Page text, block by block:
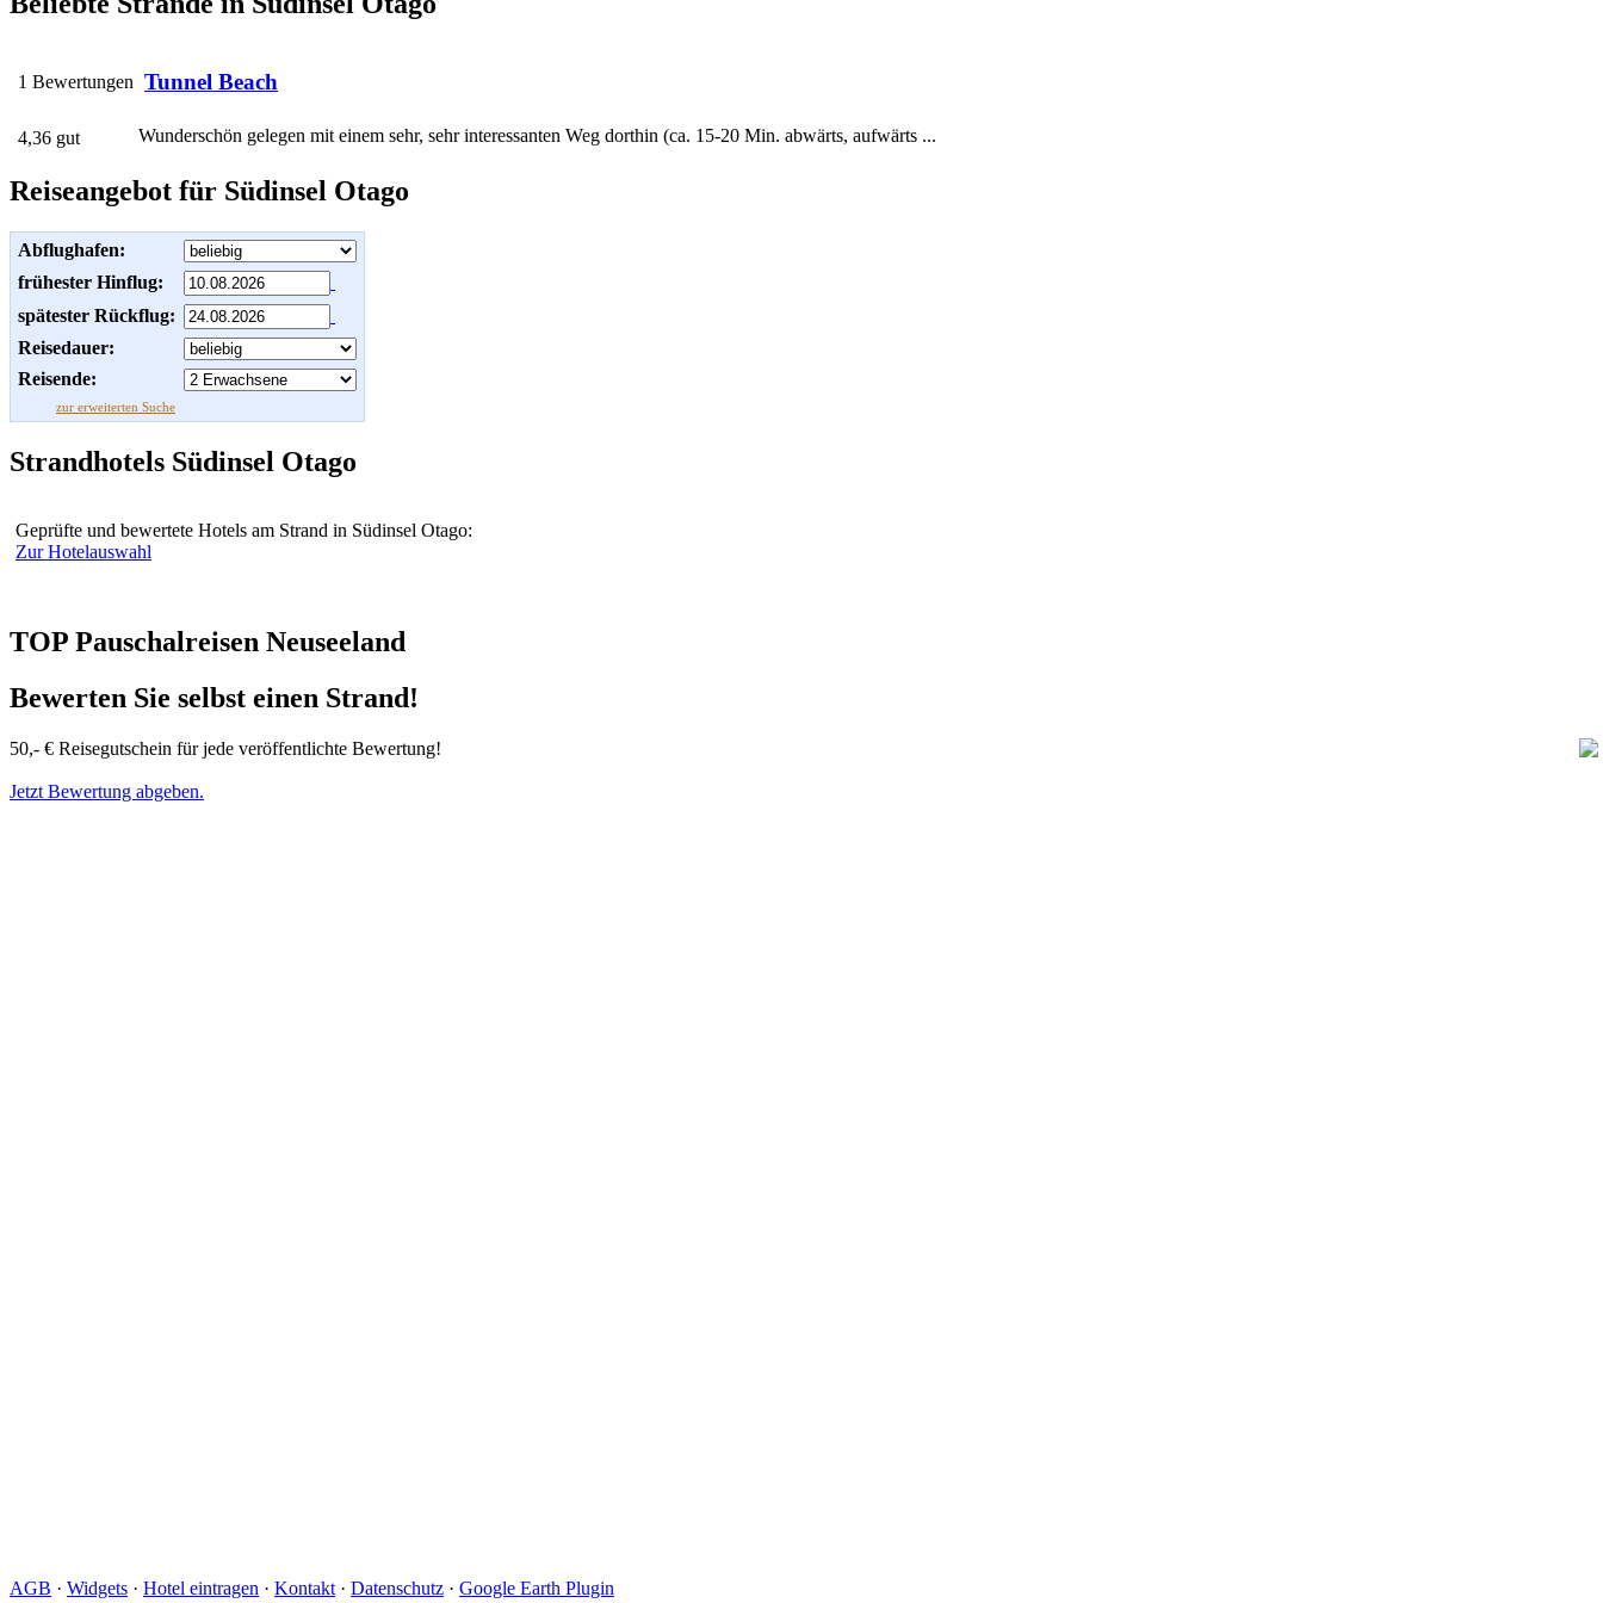
1 Bewertungen Tunnel Beach
Wunderschön gelegen mit einem sehr, sehr interessanten Weg dorthin (ca. 15-20 Min. abwärts, aufwärts ...
4,36 gut
Reiseangebot für Südinsel Otago
Abflughafen:
frühester Hinflug:
spätester Rückflug:
Reisedauer:
Reisende:
zur erweiterten Suche
Strandhotels Südinsel Otago
Geprüfte und bewertete Hotels am Strand in Südinsel Otago:
Zur Hotelauswahl
TOP Pauschalreisen Neuseeland
Bewerten Sie selbst einen Strand!
50,- € Reisegutschein für jede veröffentlichte Bewertung!
Jetzt Bewertung abgeben.
AGB · Widgets · Hotel eintragen · Kontakt · Datenschutz · Google Earth Plugin